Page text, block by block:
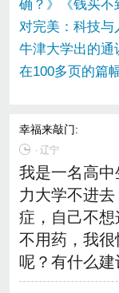
确？》《钱买不
对完美：科技与
牛津大学出的通
在100多页的篇
幸福来敲门:
∙辽宁
我是一名高
力大学不进
症，自己不
不用药，我
呢？有什么建